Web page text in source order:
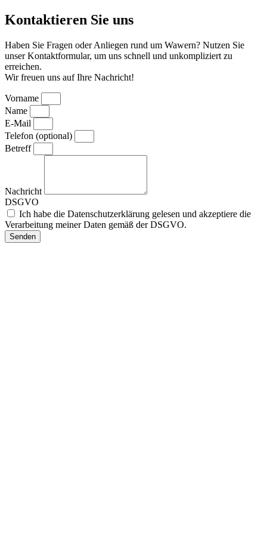
Kontaktieren Sie uns
Haben Sie Fragen oder Anliegen rund um Wawern? Nutzen Sie
unser Kontaktformular, um uns schnell und unkompliziert zu
erreichen.
Wir freuen uns auf Ihre Nachricht!
Vorname
Name
E-Mail
Telefon (optional)
Betreff
Nachricht
DSGVO
Ich habe die Datenschutzerklärung gelesen und akzeptiere die
Verarbeitung meiner Daten gemäß der DSGVO.
Senden